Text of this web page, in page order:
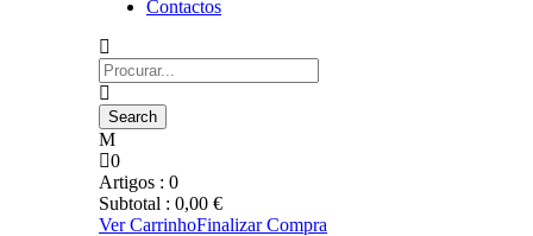
Contactos
0
Artigos : 0
Subtotal : 0,00 €
Ver CarrinhoFinalizar Compra